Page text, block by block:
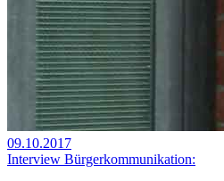
09.10.2017
Interview Bürgerkommunikation: